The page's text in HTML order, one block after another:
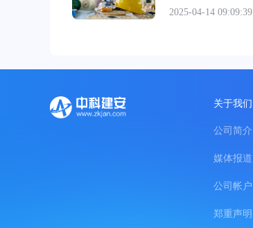
2025-04-14 09:09:39
关于我们
公司简介
媒体报道
公司帐户
郑重声明